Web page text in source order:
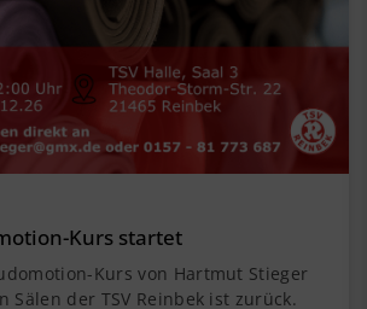
Kurs startet
Kurs von Hartmut Stieger
Sälen der TSV Reinbek ist zurück.